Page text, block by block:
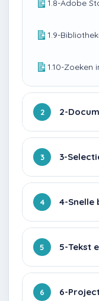
1.8-Adobe
1.9-
1.10-Zoeken
2 2-
3 3-
4 4-Snelle
5 5-Tekst
6 6-